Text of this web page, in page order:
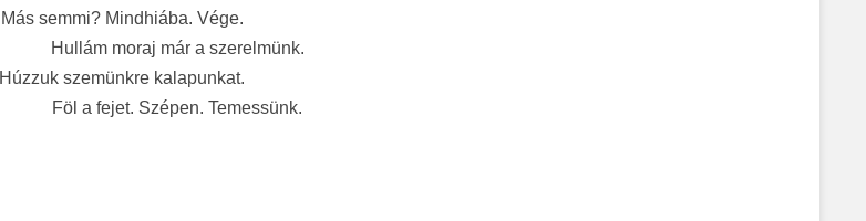
Más semmi? Mindhiába. Vége.
Hullám moraj már a szerelmünk.
Húzzuk szemünkre kalapunkat.
Föl a fejet. Szépen. Temessünk.